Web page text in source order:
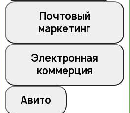
Почтовый
маркетинг
Электронная
коммерция
Авито